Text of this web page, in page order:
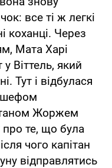
все ті ж легкі
коханці. Через
Мата Харі
Віттель, який
Тут і відбулася
шефом
Жоржем
те, що була
чого капітан
відправлятись